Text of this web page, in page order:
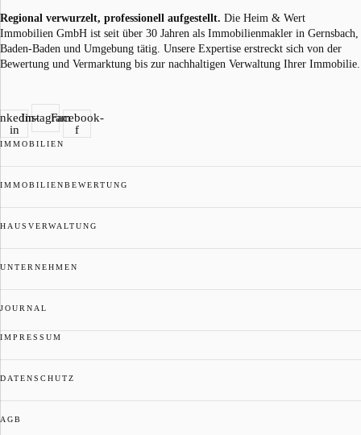
Regional verwurzelt, professionell aufgestellt. Die Heim & Wert
Immobilien GmbH ist seit über 30 Jahren als Immobilienmakler in Gernsbach,
Baden-Baden und Umgebung tätig. Unsere Expertise erstreckt sich von der
Bewertung und Vermarktung bis zur nachhaltigen Verwaltung Ihrer Immobilie.
in
InstagramFacebook-
f
IMMOBILIEN
IMMOBILIENBEWERTUNG
HAUSVERWALTUNG
UNTERNEHMEN
JOURNAL
IMPRESSUM
DATENSCHUTZ
AGB